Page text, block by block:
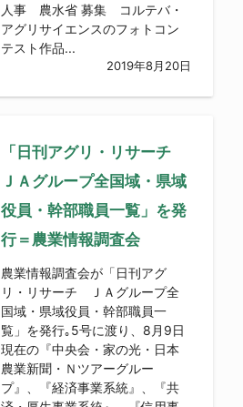
人事 農水省 募集 コルテバ・
アグリサイエンスのフォトコン
テスト作品...
2019年8月20日
「日刊アグリ・リサーチ
ＪＡグループ全国域・県域
役員・幹部職員一覧」を発
行＝農業情報調査会
農業情報調査会が「日刊アグ
リ・リサーチ ＪＡグループ全
国域・県域役員・幹部職員一
覧」を発行｡5号に渡り、8月9日
現在の『中央会・家の光・日本
農業新聞・Ｎツアーグルー
プ』、『経済事業系統』、『共